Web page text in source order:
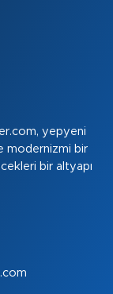
yepyeni
modernizmi bir
bir altyapı